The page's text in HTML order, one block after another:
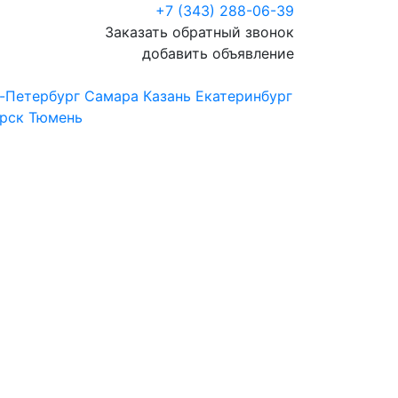
+7 (343) 288-06-39
Заказать обратный звонок
добавить объявление
Петербург Самара Казань Екатеринбург
Тюмень